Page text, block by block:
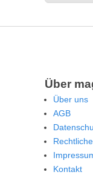
Über
Über uns
AGB
Kontakt